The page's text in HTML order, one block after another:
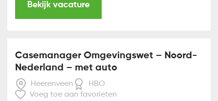
Bekijk vacature
Casemanager Omgevingswet – Noord-
Nederland – met auto
Heerenveen
HBO
Voeg toe aan favorieten